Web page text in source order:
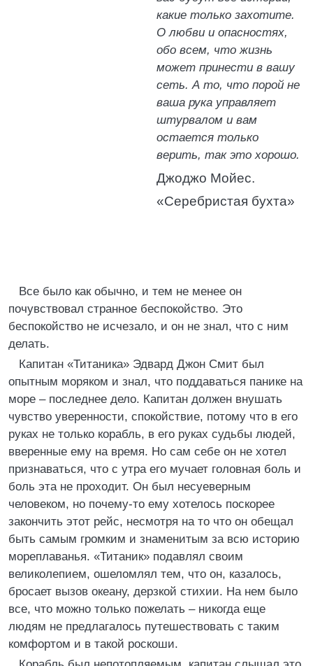
какие только захотите.
О любви и опасностях,
обо всем, что жизнь
может принести в вашу
сеть. А то, что порой не
ваша рука управляет
штурвалом и вам
остается только
верить, так это хорошо.
Джоджо Мойес.
«Серебристая бухта»
Все было как обычно, и тем не менее он
почувствовал странное беспокойство. Это
беспокойство не исчезало, и он не знал, что с ним
делать.
Капитан «Титаника» Эдвард Джон Смит был
опытным моряком и знал, что поддаваться панике на
море – последнее дело. Капитан должен внушать
чувство уверенности, спокойствие, потому что в его
руках не только корабль, в его руках судьбы людей,
вверенные ему на время. Но сам себе он не хотел
признаваться, что с утра его мучает головная боль и
боль эта не проходит. Он был несуеверным
человеком, но почему-то ему хотелось поскорее
закончить этот рейс, несмотря на то что он обещал
быть самым громким и знаменитым за всю историю
мореплаванья. «Титаник» подавлял своим
великолепием, ошеломлял тем, что он, казалось,
бросает вызов океану, дерзкой стихии. На нем было
все, что можно только пожелать – никогда еще
людям не предлагалось путешествовать с таким
комфортом и в такой роскоши.